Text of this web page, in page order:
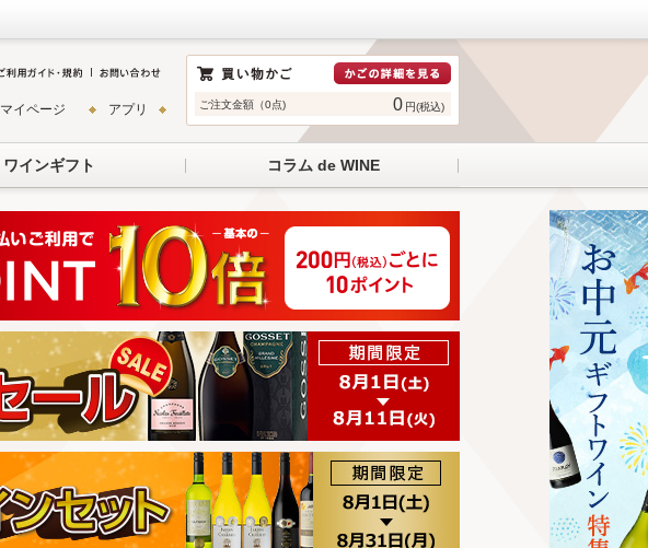
ご注文金額（0点) 0 円(税込)
マイページ アプリ
ワインギフト コラム de WINE